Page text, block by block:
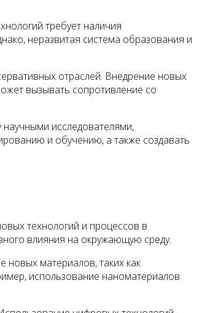
требует наличия
неразвитая система образования и
отраслей. Внедрение новых
вызывать сопротивление со
исследователями,
и обучению, а также создавать
технологий и процессов в
влияния на окружающую среду.
новых материалов, таких как
использование наноматериалов